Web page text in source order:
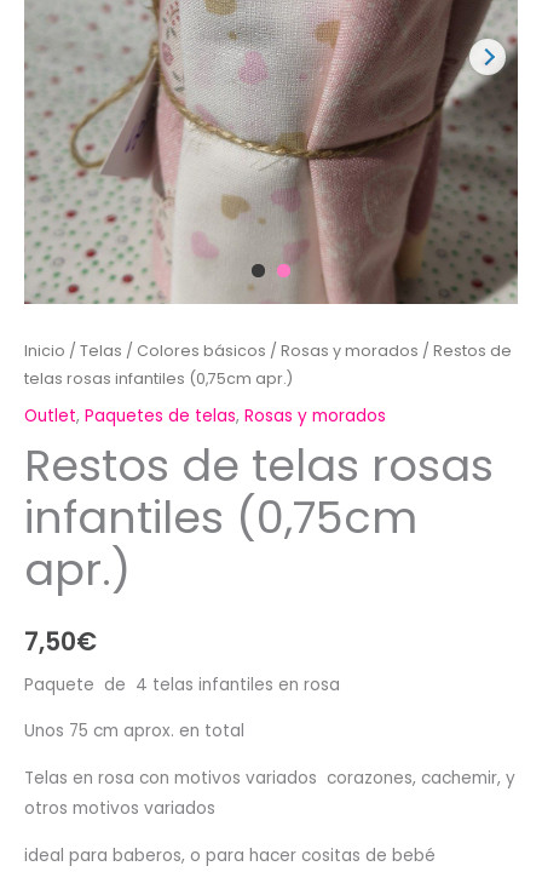
Inicio / Telas / Colores básicos / Rosas y morados / Restos de
telas rosas infantiles (0,75cm apr.)
Outlet, Paquetes de telas, Rosas y morados
Restos de telas rosas
infantiles (0,75cm
apr.)
7,50€
Paquete de 4 telas infantiles en rosa
Unos 75 cm aprox. en total
Telas en rosa con motivos variados corazones, cachemir, y
otros motivos variados
ideal para baberos, o para hacer cositas de bebé